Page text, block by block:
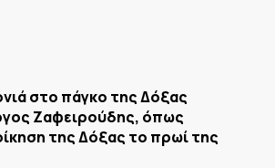
στο πάγκο της Δόξας
Ζαφειρούδης, όπως
της Δόξας το πρωί της